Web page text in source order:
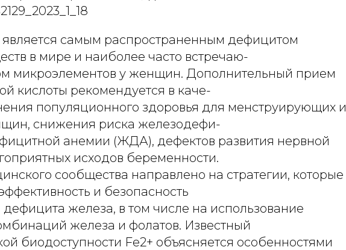
самым распространенным дефицитом
в мире и наиболее часто встречаю-
микроэлементов у женщин. Дополнительный прием
кислоты рекомендуется в каче-
популяционного здоровья для менструирующих и
снижения риска железодефи-
анемии (ЖДА), дефектов развития нервной
исходов беременности.
сообщества направлено на стратегии, которые
и безопасность
железа, в том числе на использование
железа и фолатов. Известный
биодоступности Fe2+ объясняется особенностями